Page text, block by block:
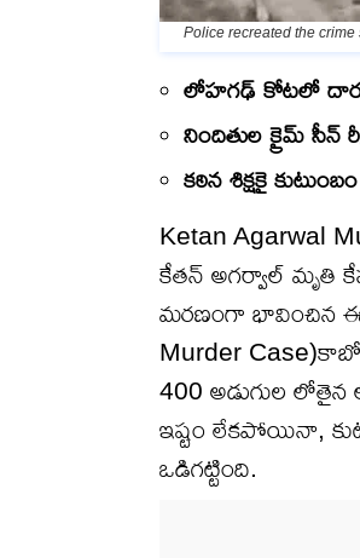
Police recreated the
లోహగఢ్ కోటలో
నిందితుల క్రైమ్ సీన్
కఠిన శిక్షకై
Ketan Agarwal
కేతన్ అగర్వాల్ మృతి
మరణంగా భావించిన ఈ
Murder
400 అడుగుల
ఇష్టం లేకపోయినా,
ఒడిగట్టింది.